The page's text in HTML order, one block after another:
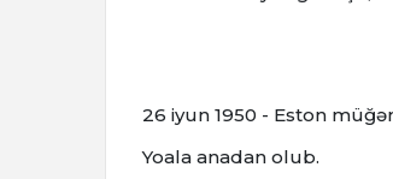
26 iyun 1950 - Eston
Yoala anadan olub.